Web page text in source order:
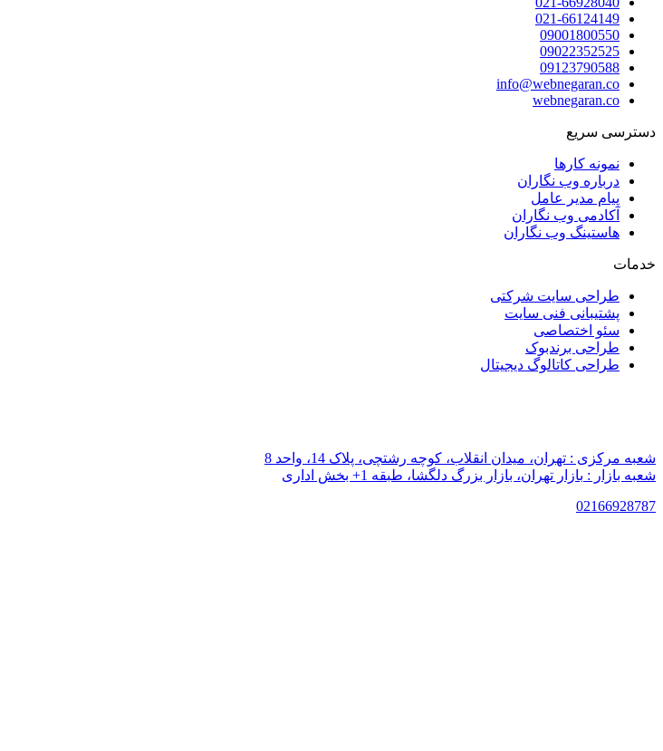
021-66124149
09001800550
09022352525
09123790588
info@webnegaran.co
webnegaran.co
دسترسی سریع
نمونه کارها
درباره وب نگاران
پیام مدیر عامل
آکادمی وب نگاران
هاستینگ وب نگاران
خدمات
طراحی سایت شرکتی
پشتیبانی فنی سایت
سئو اختصاصی
طراحی برندبوک
طراحی کاتالوگ دیجیتال
شعبه مرکزی : تهران، میدان انقلاب، کوچه رشتچی، پلاک 14، واحد 8
شعبه بازار : بازار تهران، بازار بزرگ دلگشا، طبقه 1+ بخش اداری
02166928787